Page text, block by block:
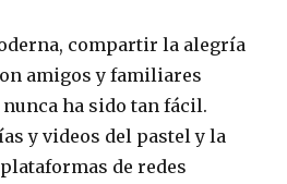
compartir la alegría
amigos y familiares
ha sido tan fácil.
y videos del pastel y la
de redes